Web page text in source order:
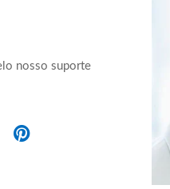
nosso suporte